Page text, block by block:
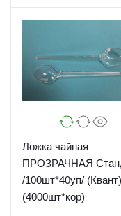
Ложка чайная
ПРОЗРАЧНАЯ
/100шт*40уп/ (Квант)
(4000шт*кор)